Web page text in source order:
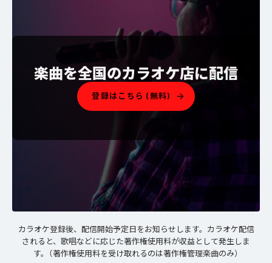
楽曲を全国のカラオケ店に配信
登録はこちら (無料)
カラオケ配信の仕組み
カラオケ登録後、配信開始予定日をお知らせします。カラオケ配信
されると、歌唱などに応じた著作権使用料が収益として発生しま
す。（著作権使用料を受け取れるのは著作権管理楽曲のみ）